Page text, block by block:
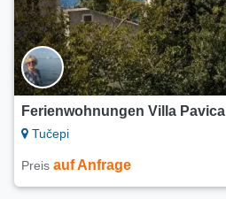
Ferienwohnungen Villa Pavica
Tučepi
Preis auf Anfrage